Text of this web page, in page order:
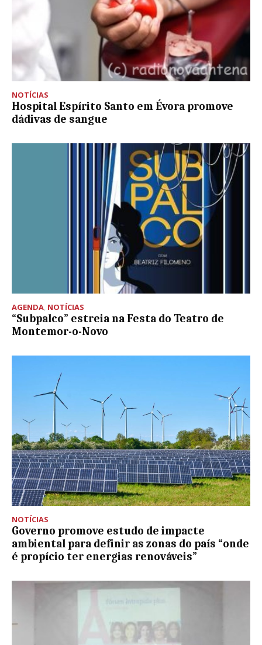
NOTÍCIAS
Hospital Espírito Santo em Évora promove
dádivas de sangue
AGENDA, NOTÍCIAS
“Subpalco” estreia na Festa do Teatro de
Montemor-o-Novo
NOTÍCIAS
Governo promove estudo de impacte
ambiental para definir as zonas do país “onde
é propício ter energias renováveis”